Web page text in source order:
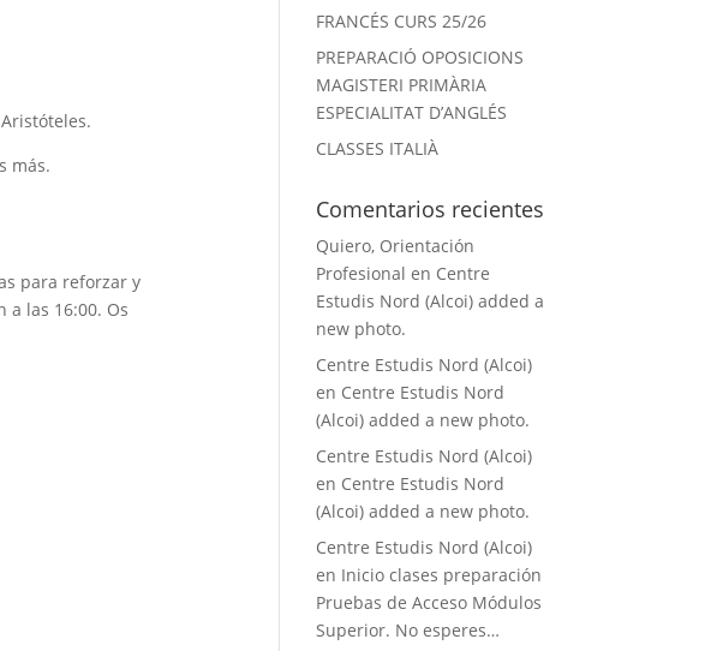
más.
FRANCÉS CURS 25/26
PREPARACIÓ OPOSICIONS
MAGISTERI PRIMÀRIA
ESPECIALITAT D’ANGLÉS
CLASSES ITALIÀ
Comentarios recientes
Quiero, Orientación
Profesional en Centre
Estudis Nord (Alcoi) added a
new photo.
Centre Estudis Nord (Alcoi)
en Centre Estudis Nord
(Alcoi) added a new photo.
Centre Estudis Nord (Alcoi)
en Centre Estudis Nord
(Alcoi) added a new photo.
Centre Estudis Nord (Alcoi)
en Inicio clases preparación
Pruebas de Acceso Módulos
Superior. No esperes…